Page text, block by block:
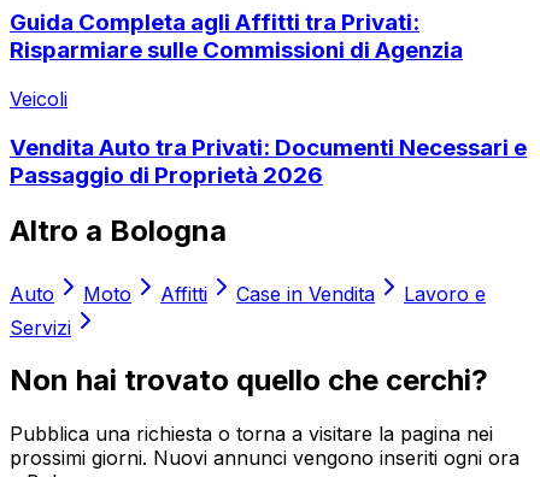
Guida Completa agli Affitti tra Privati:
Risparmiare sulle Commissioni di Agenzia
Veicoli
Vendita Auto tra Privati: Documenti Necessari e
Passaggio di Proprietà 2026
Altro a Bologna
Auto Moto Affitti Case in Vendita
Lavoro e
Servizi
Non hai trovato quello che cerchi?
Pubblica una richiesta o torna a visitare la pagina nei
prossimi giorni. Nuovi annunci vengono inseriti ogni ora